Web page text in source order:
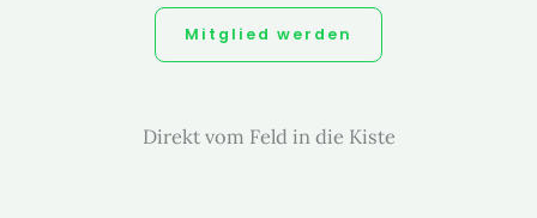
Mit­glied wer­den
Direkt vom Feld in die Kiste